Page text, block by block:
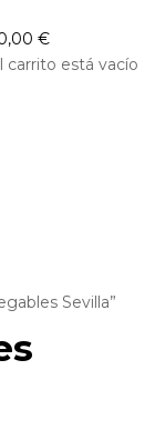
€
carrito está vacío
Sevilla”